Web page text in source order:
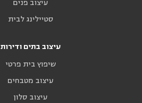
עיצוב פנים
סטיילינג לבית
עיצוב בתים ודירות
שיפוץ בית פרטי
עיצוב מטבחים
עיצוב סלון